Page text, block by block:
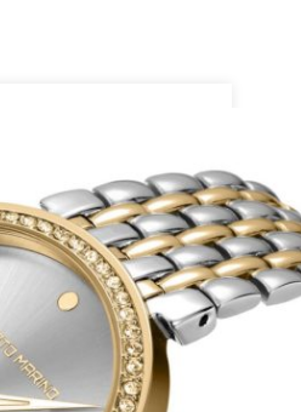
את הדגם המפורסם של
גוף השעון עשוי מפלדת
אינדקסים ומחוגים בצבע
ועמידה נגד שריטות